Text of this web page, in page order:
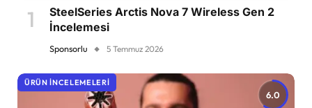
SteelSeries Arctis Nova 7 Wireless Gen 2
İncelemesi
Sponsorlu 5 Temmuz 2026
6.0
ÜRÜN İNCELEMELERI